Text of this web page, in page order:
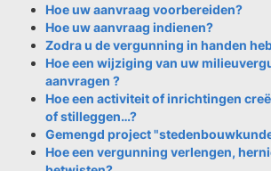
Hoe uw aanvraag voorbereiden?
Hoe uw aanvraag indienen?
Zodra u de vergunning in handen
Hoe een wijziging van uw
aanvragen ?
Hoe een activiteit of inrichtingen
of stilleggen…?
Gemengd project
Hoe een vergunning verlengen,